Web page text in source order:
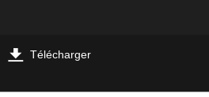
Télécharger